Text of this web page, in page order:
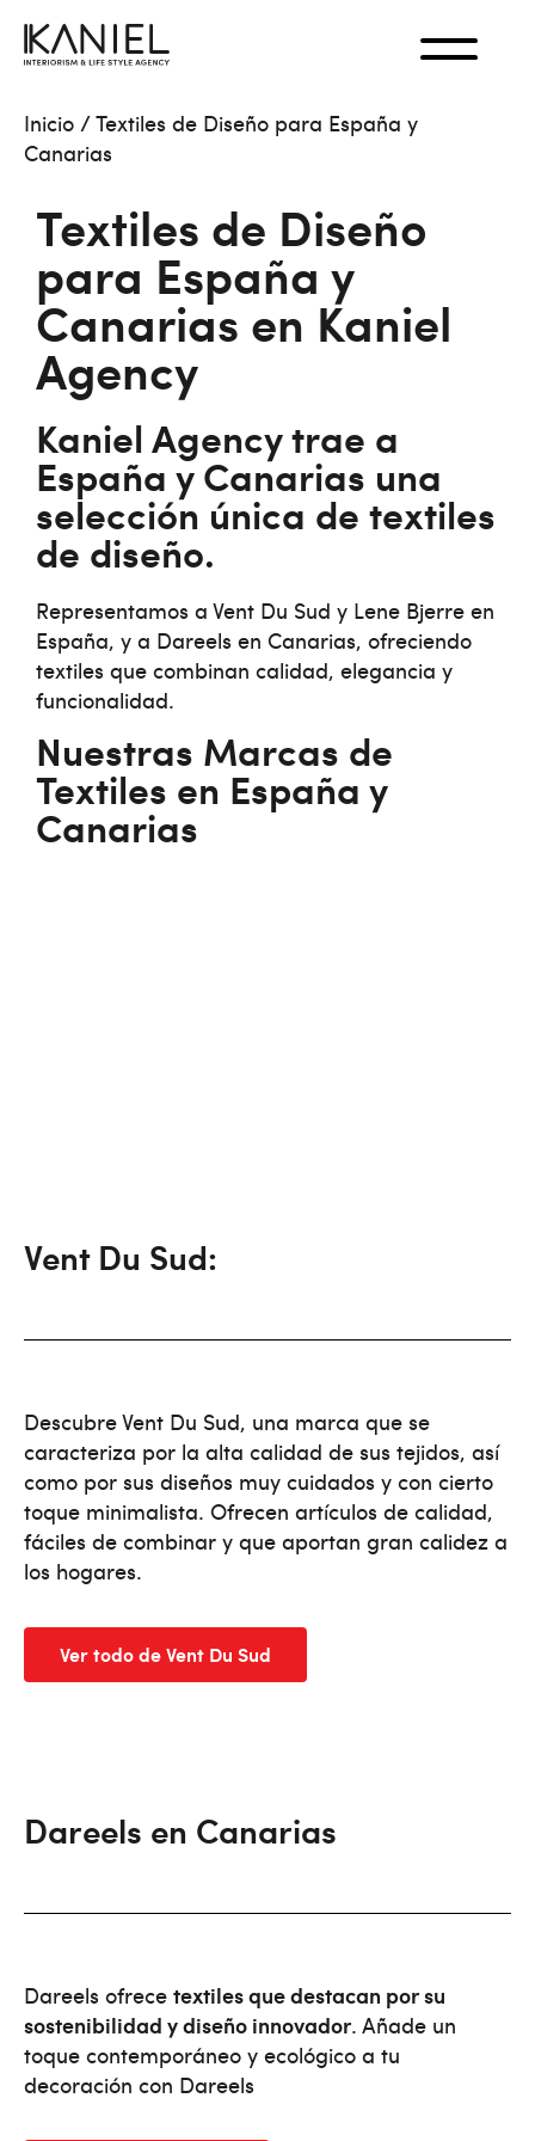
Inicio /Textiles de Diseño para España y
Canarias
Textiles de Diseño
para España y
Canarias en Kaniel
Agency
Kaniel Agency trae a
España y Canarias una
selección única de textiles
de diseño.
Representamos a Vent Du Sud y Lene Bjerre en
España, y a Dareels en Canarias, ofreciendo
textiles que combinan calidad, elegancia y
funcionalidad.
Nuestras Marcas de
Textiles en España y
Canarias
Vent Du Sud:
Descubre Vent Du Sud, una marca que se
caracteriza por la alta calidad de sus tejidos, así
como por sus diseños muy cuidados y con cierto
toque minimalista. Ofrecen artículos de calidad,
fáciles de combinar y que aportan gran calidez a
los hogares.
Ver todo de Vent Du Sud
Dareels en Canarias
Dareels ofrece textiles que destacan por su
sostenibilidad y diseño innovador. Añade un
toque contemporáneo y ecológico a tu
decoración con Dareels